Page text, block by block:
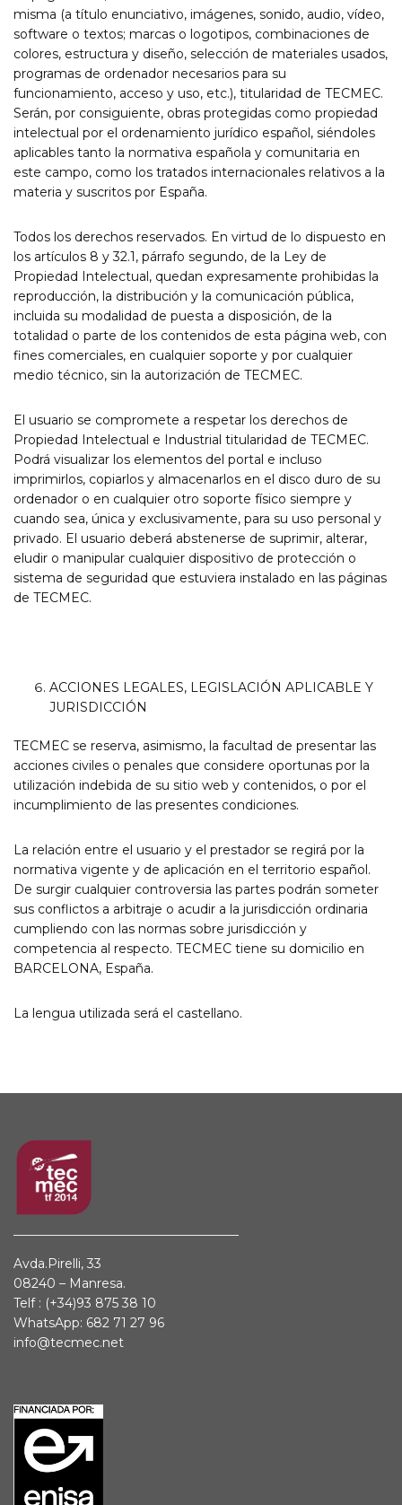
misma (a título enunciativo, imágenes, sonido, audio, vídeo,
software o textos; marcas o logotipos, combinaciones de
colores, estructura y diseño, selección de materiales usados,
programas de ordenador necesarios para su
funcionamiento, acceso y uso, etc.), titularidad de TECMEC.
Serán, por consiguiente, obras protegidas como propiedad
intelectual por el ordenamiento jurídico español, siéndoles
aplicables tanto la normativa española y comunitaria en
este campo, como los tratados internacionales relativos a la
materia y suscritos por España.
Todos los derechos reservados. En virtud de lo dispuesto en
los artículos 8 y 32.1, párrafo segundo, de la Ley de
Propiedad Intelectual, quedan expresamente prohibidas la
reproducción, la distribución y la comunicación pública,
incluida su modalidad de puesta a disposición, de la
totalidad o parte de los contenidos de esta página web, con
fines comerciales, en cualquier soporte y por cualquier
medio técnico, sin la autorización de TECMEC.
El usuario se compromete a respetar los derechos de
Propiedad Intelectual e Industrial titularidad de TECMEC.
Podrá visualizar los elementos del portal e incluso
imprimirlos, copiarlos y almacenarlos en el disco duro de su
ordenador o en cualquier otro soporte físico siempre y
cuando sea, única y exclusivamente, para su uso personal y
privado. El usuario deberá abstenerse de suprimir, alterar,
eludir o manipular cualquier dispositivo de protección o
sistema de seguridad que estuviera instalado en las páginas
de TECMEC.
ACCIONES LEGALES, LEGISLACIÓN APLICABLE Y
JURISDICCIÓN
TECMEC se reserva, asimismo, la facultad de presentar las
acciones civiles o penales que considere oportunas por la
utilización indebida de su sitio web y contenidos, o por el
incumplimiento de las presentes condiciones.
La relación entre el usuario y el prestador se regirá por la
normativa vigente y de aplicación en el territorio español.
De surgir cualquier controversia las partes podrán someter
sus conflictos a arbitraje o acudir a la jurisdicción ordinaria
cumpliendo con las normas sobre jurisdicción y
competencia al respecto. TECMEC tiene su domicilio en
BARCELONA, España.
La lengua utilizada será el castellano.
Avda.Pirelli, 33
08240 – Manresa.
Telf : (+34)93 875 38 10
WhatsApp: 682 71 27 96
info@tecmec.net